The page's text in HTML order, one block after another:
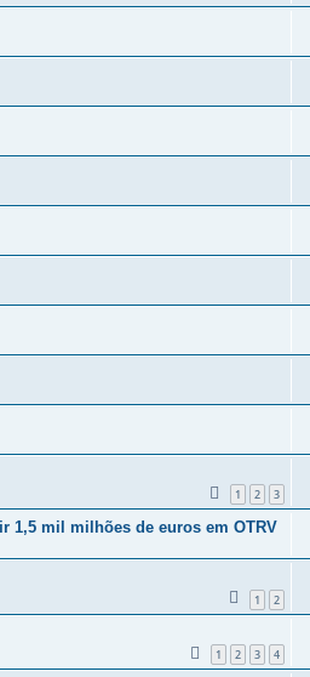
1 2 3
1,5 mil milhões de euros em OTRV
1 2
1 2 3 4